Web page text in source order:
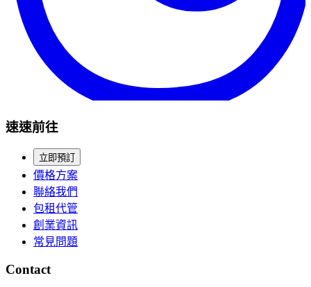
速速前往
立即預訂
價格方案
聯絡我們
包租代管
創業資訊
常見問題
Contact